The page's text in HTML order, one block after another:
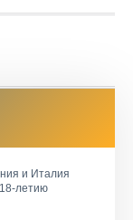
и Италия
летию